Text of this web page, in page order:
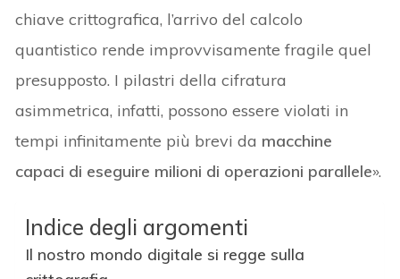
chiave crittografica, l’arrivo del calcolo
quantistico rende improvvisamente fragile quel
presupposto. I pilastri della cifratura
asimmetrica, infatti, possono essere violati in
tempi infinitamente più brevi da macchine
capaci di eseguire milioni di operazioni parallele».
Indice degli argomenti
Il nostro mondo digitale si regge sulla